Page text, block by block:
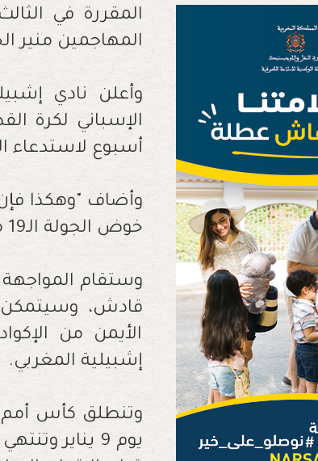
المقررة في
المهاجمين منير
وأعلن نادي
الإسباني لكرة
أسبوع لاستدعاء
وأضاف "وهكذا
خوض الجولة الـ19 من البطولة أمام قادش
وستقام المواجهة
قادش، وسيتمكن
الأيمن من
إشبيلية المغربي.
وتنطلق كأس أمم